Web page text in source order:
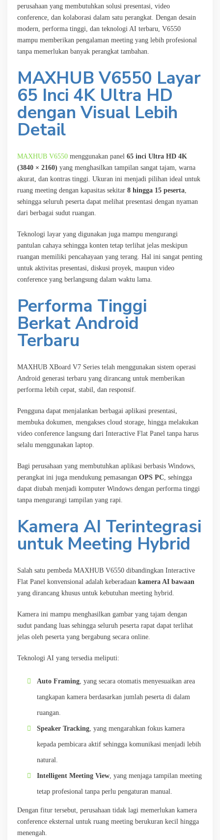
perusahaan yang membutuhkan solusi presentasi, video
conference, dan kolaborasi dalam satu perangkat. Dengan desain
modern, performa tinggi, dan teknologi AI terbaru, V6550
mampu memberikan pengalaman meeting yang lebih profesional
tanpa memerlukan banyak perangkat tambahan.
MAXHUB V6550 Layar
65 Inci 4K Ultra HD
dengan Visual Lebih
Detail
MAXHUB V6550 menggunakan panel 65 inci Ultra HD 4K
(3840 × 2160) yang menghasilkan tampilan sangat tajam, warna
akurat, dan kontras tinggi. Ukuran ini menjadi pilihan ideal untuk
ruang meeting dengan kapasitas sekitar 8 hingga 15 peserta,
sehingga seluruh peserta dapat melihat presentasi dengan nyaman
dari berbagai sudut ruangan.
Teknologi layar yang digunakan juga mampu mengurangi
pantulan cahaya sehingga konten tetap terlihat jelas meskipun
ruangan memiliki pencahayaan yang terang. Hal ini sangat penting
untuk aktivitas presentasi, diskusi proyek, maupun video
conference yang berlangsung dalam waktu lama.
Performa Tinggi
Berkat Android
Terbaru
MAXHUB XBoard V7 Series telah menggunakan sistem operasi
Android generasi terbaru yang dirancang untuk memberikan
performa lebih cepat, stabil, dan responsif.
Pengguna dapat menjalankan berbagai aplikasi presentasi,
membuka dokumen, mengakses cloud storage, hingga melakukan
video conference langsung dari Interactive Flat Panel tanpa harus
selalu menggunakan laptop.
Bagi perusahaan yang membutuhkan aplikasi berbasis Windows,
perangkat ini juga mendukung pemasangan OPS PC, sehingga
dapat diubah menjadi komputer Windows dengan performa tinggi
tanpa mengurangi tampilan yang rapi.
Kamera AI Terintegrasi
untuk Meeting Hybrid
Salah satu pembeda MAXHUB V6550 dibandingkan Interactive
Flat Panel konvensional adalah keberadaan kamera AI bawaan
yang dirancang khusus untuk kebutuhan meeting hybrid.
Kamera ini mampu menghasilkan gambar yang tajam dengan
sudut pandang luas sehingga seluruh peserta rapat dapat terlihat
jelas oleh peserta yang bergabung secara online.
Teknologi AI yang tersedia meliputi:
Auto Framing, yang secara otomatis menyesuaikan area
tangkapan kamera berdasarkan jumlah peserta di dalam
ruangan.
Speaker Tracking, yang mengarahkan fokus kamera
kepada pembicara aktif sehingga komunikasi menjadi lebih
natural.
Intelligent Meeting View, yang menjaga tampilan meeting
tetap profesional tanpa perlu pengaturan manual.
Dengan fitur tersebut, perusahaan tidak lagi memerlukan kamera
conference eksternal untuk ruang meeting berukuran kecil hingga
menengah.